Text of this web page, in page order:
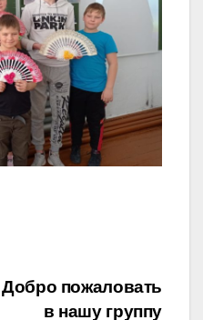
Добро пожаловать
в нашу группу